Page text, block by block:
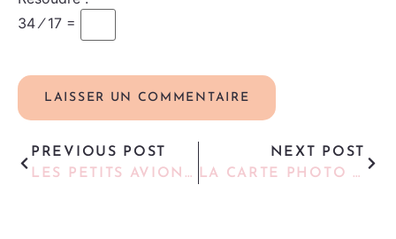
34 ⁄ 17 =
PREVIOUS POST
LES PETITS AVIONS EN BOIS
NEXT POST
LA CARTE PHOTO POP-UP